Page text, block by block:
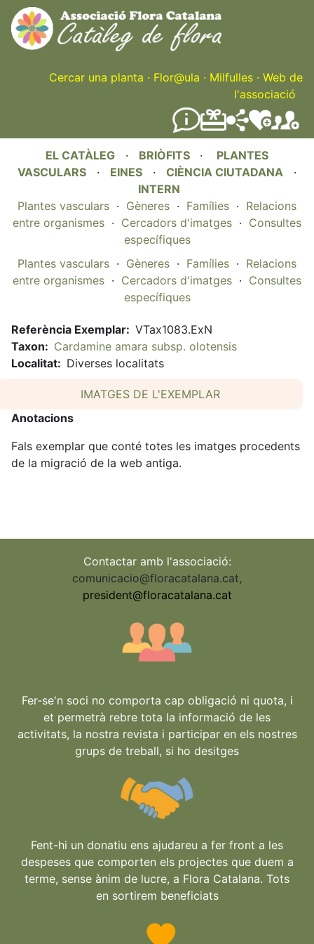
Skip
to
main
content
Cercar una planta · Flor@ula · Milfulles · Web de
l'associació
EL CATÀLEG · BRIÒFITS · PLANTES
VASCULARS · EINES · CIÈNCIA CIUTADANA ·
INTERN
Plantes vasculars · Gèneres · Famílies · Relacions
entre organismes · Cercadors d'imatges · Consultes
específiques
Plantes vasculars · Gèneres · Famílies · Relacions
entre organismes · Cercadors d'imatges · Consultes
específiques
Referència Exemplar
VTax1083.ExN
Taxon
Cardamine amara subsp. olotensis
Localitat
Diverses localitats
IMATGES DE L'EXEMPLAR
Anotacions
Fals exemplar que conté totes les imatges procedents
de la migració de la web antiga.
Contactar amb l'associació:
comunicacio@floracatalana.cat,
president@floracatalana.cat
Fer-se'n soci no comporta cap obligació ni quota, i
et permetrà rebre tota la informació de les
activitats, la nostra revista i participar en els nostres
grups de treball, si ho desitges
Fent-hi un donatiu ens ajudareu a fer front a les
despeses que comporten els projectes que duem a
terme, sense ànim de lucre, a Flora Catalana. Tots
en sortirem beneficiats